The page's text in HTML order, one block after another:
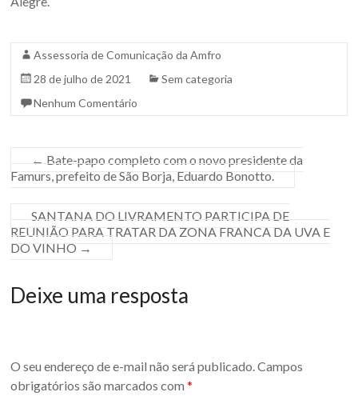
Assessoria de Comunicação da Amfro
28 de julho de 2021
Sem categoria
Nenhum Comentário
← Bate-papo completo com o novo presidente da
Famurs, prefeito de São Borja, Eduardo Bonotto.
SANTANA DO LIVRAMENTO PARTICIPA DE
REUNIÃO PARA TRATAR DA ZONA FRANCA DA UVA E
DO VINHO →
Deixe uma resposta
O seu endereço de e-mail não será publicado. Campos
obrigatórios são marcados com*